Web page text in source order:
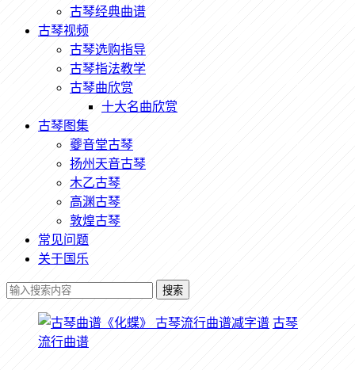
古琴经典曲谱
古琴视频
古琴选购指导
古琴指法教学
古琴曲欣赏
十大名曲欣赏
古琴图集
夔音堂古琴
扬州天音古琴
木乙古琴
高渊古琴
敦煌古琴
常见问题
关于国乐
搜索
古琴
流行曲谱